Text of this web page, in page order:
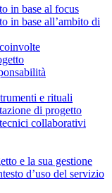
in base al focus
in base all’ambito di
e rituali
di progetto
collaborativi
e la sua gestione
d’uso del servizio